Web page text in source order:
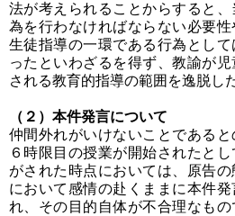
法が考えられることからすると
為を行わなければならない必要性
生徒指導の一環である行為とし
ったといわざるを得ず、教諭が
される教育的指導の範囲を逸脱し
（２）本件発言について
仲間外れがいけないことである
６時限目の授業が開始されたと
がされた時点においては、原告
において感情の赴くままに本件
れ、その目的自体が不合理なも